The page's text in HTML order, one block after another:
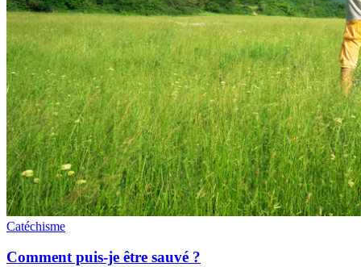
Catéchisme
Comment puis-je être sauvé ?